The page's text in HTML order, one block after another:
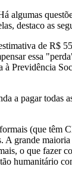
destaco as
de R$
essa
Previdência
a pagar todas
(que têm
grande
o que fazer
humanitário